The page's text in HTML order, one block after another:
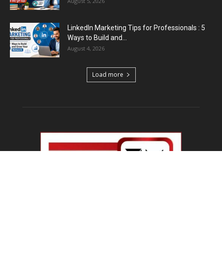
LinkedIn Marketing Tips for Professionals : 5
Ways to Build and...
August 4, 2026
Load more